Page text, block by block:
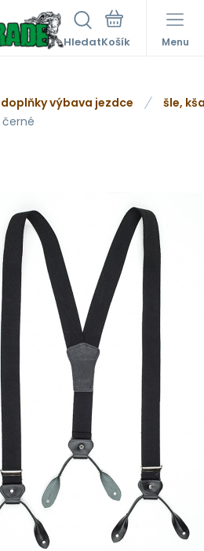
Hledat Menu
výbava jezdce
šle,
černé